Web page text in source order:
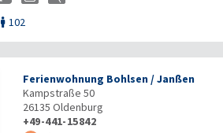
 102
Ferienwohnung Bohlsen / Janßen
Kampstraße 50
26135 Oldenburg
+49-441-15842